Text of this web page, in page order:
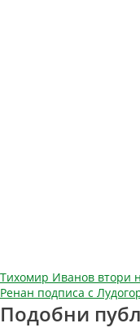
Навигация
Тихомир Иванов втори
Ренан подписа с
Подобни